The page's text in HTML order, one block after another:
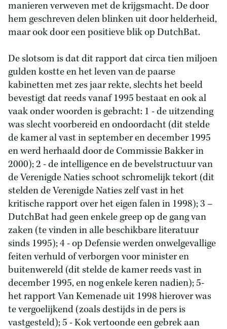
manieren verweven met de krijgsmacht. De door
hem geschreven delen blinken uit door helderheid,
maar ook door een positieve blik op DutchBat.
De slotsom is dat dit rapport dat circa tien miljoen
gulden kostte en het leven van de paarse
kabinetten met zes jaar rekte, slechts het beeld
bevestigt dat reeds vanaf 1995 bestaat en ook al
vaak onder woorden is gebracht: 1 - de uitzending
was slecht voorbereid en ondoordacht (dit stelde
de kamer al vast in september en december 1995
en werd herhaald door de Commissie Bakker in
2000); 2 - de intelligence en de bevelstructuur van
de Verenigde Naties schoot schromelijk tekort (dit
stelden de Verenigde Naties zelf vast in het
kritische rapport over het eigen falen in 1998); 3 –
DutchBat had geen enkele greep op de gang van
zaken (te vinden in alle beschikbare literatuur
sinds 1995); 4 - op Defensie werden onwelgevallige
feiten verhuld of verborgen voor minister en
buitenwereld (dit stelde de kamer reeds vast in
december 1995, en nog enkele keren nadien); 5-
het rapport Van Kemenade uit 1998 hierover was
te vergoelijkend (zoals destijds in de pers is
vastgesteld); 5 - Kok vertoonde een gebrek aan